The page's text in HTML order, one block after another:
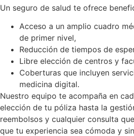
Un seguro de salud te ofrece
Acceso a un amplio cuadro
de primer nivel,
Reducción de tiempos de
Libre elección de centros y
Coberturas que incluyen
medicina digital.
Nuestro equipo te acompaña en
elección de tu póliza hasta la
reembolsos y cualquier consulta
que tu experiencia sea cómoda y